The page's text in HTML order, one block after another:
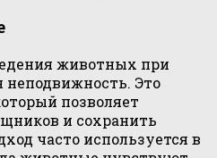
животных при
неподвижность. Это
позволяет
и сохранить
часто используется в